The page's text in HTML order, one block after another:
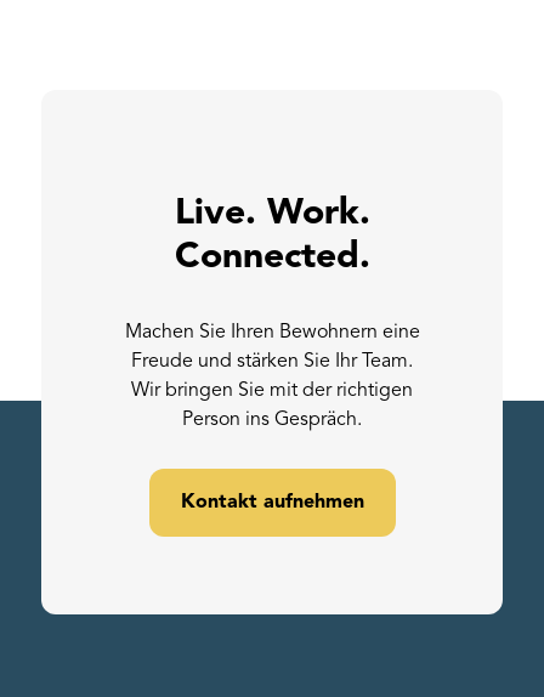
Live. Work.
Connected.
Machen Sie Ihren Bewohnern eine
Freude und stärken Sie Ihr Team.
Wir bringen Sie mit der richtigen
Person ins Gespräch.
Kontakt aufnehmen